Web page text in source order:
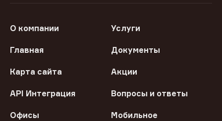
О компании Услуги
Главная Документы
Карта сайта Акции
API Интеграция Вопросы и ответы
Офисы
Мобильное